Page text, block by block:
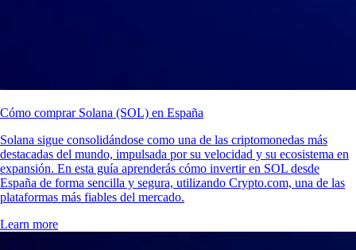
Cómo comprar Solana (SOL) en España
Solana sigue consolidándose como una de las criptomonedas más
destacadas del mundo, impulsada por su velocidad y su ecosistema en
expansión. En esta guía aprenderás cómo invertir en SOL desde
España de forma sencilla y segura, utilizando Crypto.com, una de las
plataformas más fiables del mercado.
Learn more